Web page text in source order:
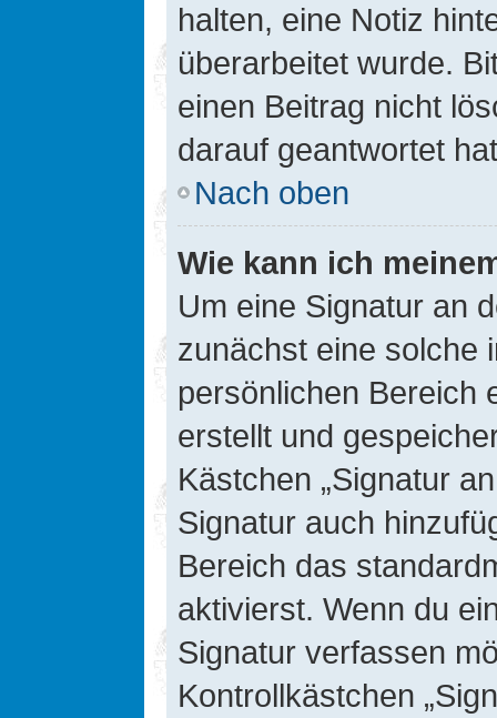
halten, eine Notiz
überarbeitet wurde.
einen Beitrag nicht
darauf geantwortet
Nach oben
Wie kann ich
Um eine Signatur an
zunächst eine solche
persönlichen Bereich
erstellt und
Kästchen „Signatur
Signatur auch
Bereich das
aktivierst. Wenn du
Signatur verfassen
Kontrollkästchen